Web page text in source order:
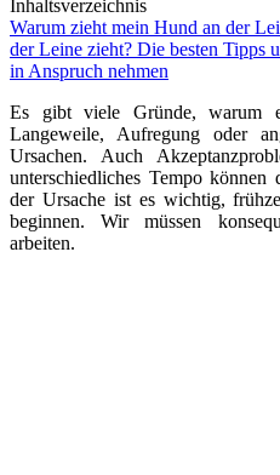
Inhaltsverzeichnis
Warum zieht mein Hund an der
der Leine zieht? Die besten Tipps
in Anspruch nehmen
Es gibt viele Gründe, warum
Langeweile, Aufregung oder
Ursachen. Auch
unterschiedliches Tempo können
der Ursache ist es wichtig,
beginnen. Wir müssen
arbeiten.